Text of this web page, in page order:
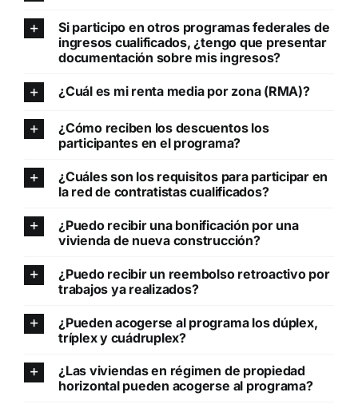
Si participo en otros programas federales de
ingresos cualificados, ¿tengo que presentar
documentación sobre mis ingresos?
¿Cuál es mi renta media por zona (RMA)?
¿Cómo reciben los descuentos los
participantes en el programa?
¿Cuáles son los requisitos para participar en
la red de contratistas cualificados?
¿Puedo recibir una bonificación por una
vivienda de nueva construcción?
¿Puedo recibir un reembolso retroactivo por
trabajos ya realizados?
¿Pueden acogerse al programa los dúplex,
tríplex y cuádruplex?
¿Las viviendas en régimen de propiedad
horizontal pueden acogerse al programa?